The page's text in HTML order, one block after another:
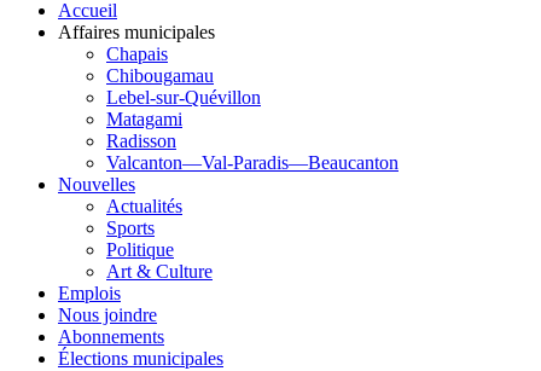
Accueil
Affaires municipales
Chapais
Chibougamau
Lebel-sur-Quévillon
Matagami
Radisson
Valcanton—Val-Paradis—Beaucanton
Nouvelles
Actualités
Sports
Politique
Art & Culture
Emplois
Nous joindre
Abonnements
Élections municipales